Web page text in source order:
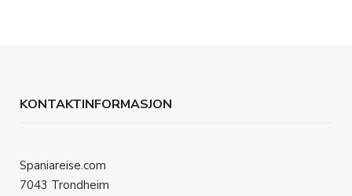
KONTAKTINFORMASJON
Spaniareise.com
7043 Trondheim